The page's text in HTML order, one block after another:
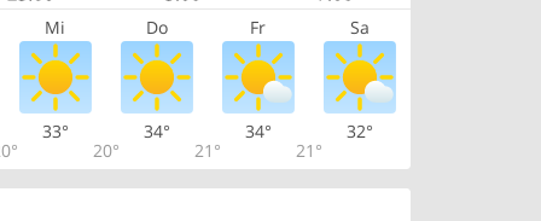
Mi Do Fr Sa
33°
20°
34°
21°
34°
21°
32°